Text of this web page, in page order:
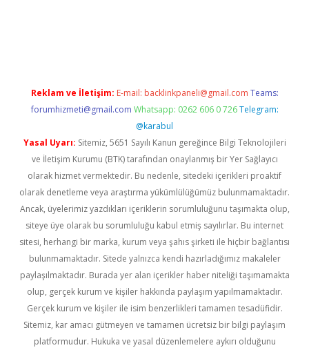
Reklam ve İletişim: E-mail: backlinkpaneli@gmail.com Teams:
forumhizmeti@gmail.com Whatsapp: 0262 606 0 726 Telegram:
@karabul
Yasal Uyarı: Sitemiz, 5651 Sayılı Kanun gereğince Bilgi Teknolojileri
ve İletişim Kurumu (BTK) tarafından onaylanmış bir Yer Sağlayıcı
olarak hizmet vermektedir. Bu nedenle, sitedeki içerikleri proaktif
olarak denetleme veya araştırma yükümlülüğümüz bulunmamaktadır.
Ancak, üyelerimiz yazdıkları içeriklerin sorumluluğunu taşımakta olup,
siteye üye olarak bu sorumluluğu kabul etmiş sayılırlar. Bu internet
sitesi, herhangi bir marka, kurum veya şahıs şirketi ile hiçbir bağlantısı
bulunmamaktadır. Sitede yalnızca kendi hazırladığımız makaleler
paylaşılmaktadır. Burada yer alan içerikler haber niteliği taşımamakta
olup, gerçek kurum ve kişiler hakkında paylaşım yapılmamaktadır.
Gerçek kurum ve kişiler ile isim benzerlikleri tamamen tesadüfidir.
Sitemiz, kar amacı gütmeyen ve tamamen ücretsiz bir bilgi paylaşım
platformudur. Hukuka ve yasal düzenlemelere aykırı olduğunu